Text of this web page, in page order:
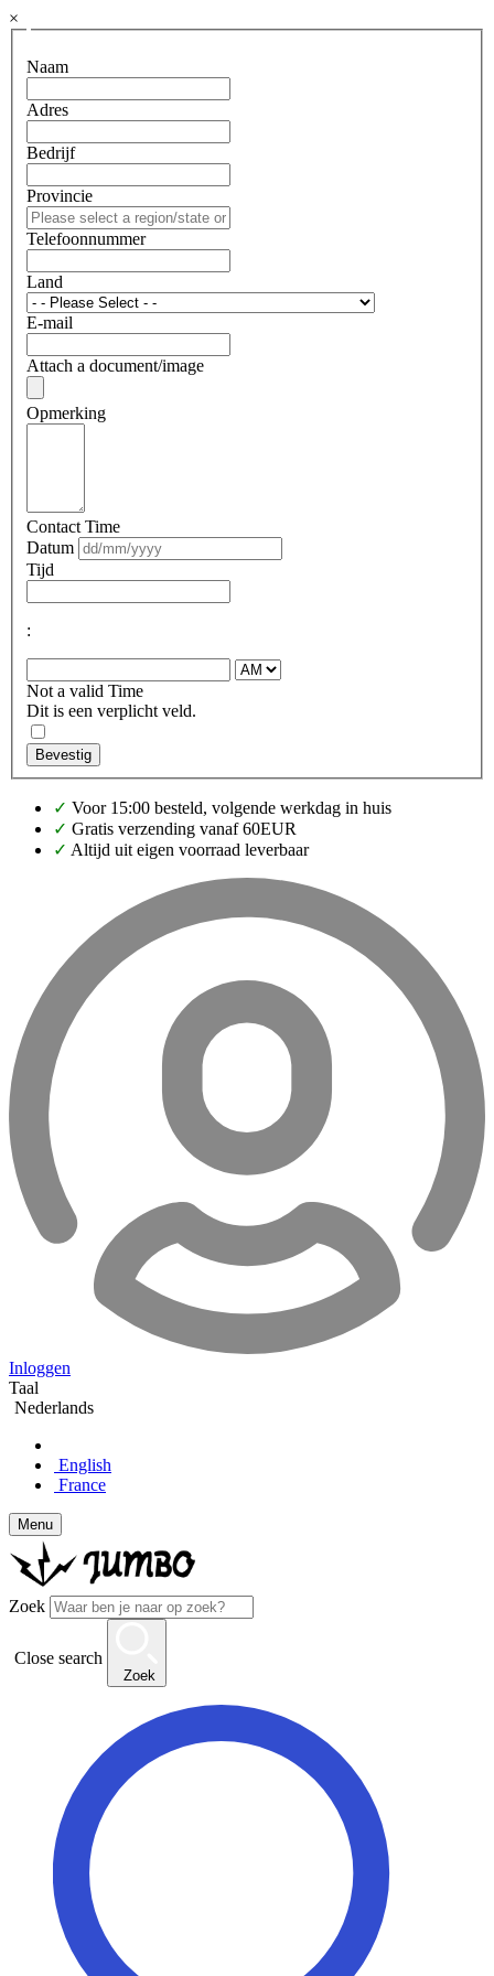
×
Naam
Adres
Bedrijf
Provincie
Telefoonnummer
Land
E-mail
Attach a document/image
Opmerking
Contact Time
Datum
Tijd
:
Not a valid Time
Dit is een verplicht veld.
Bevestig
✓ Voor 15:00 besteld, volgende werkdag in huis
✓ Gratis verzending vanaf 60EUR
✓ Altijd uit eigen voorraad leverbaar
Inloggen
Taal
Nederlands
English
France
Menu
Zoek
Close search
Zoek